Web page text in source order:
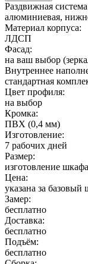
Раздвижная
алюминиевая,
Материал корпуса:
ЛДСП
Фасад:
на ваш выбор
Внутреннее
стандартная
Цвет профиля:
на выбор
Кромка:
ПВХ (0,4 мм)
Изготовление:
7 рабочих дней
Размер:
изготовление
Цена:
указана за базовый
Замер:
бесплатно
Доставка:
бесплатно
Подъём:
бесплатно